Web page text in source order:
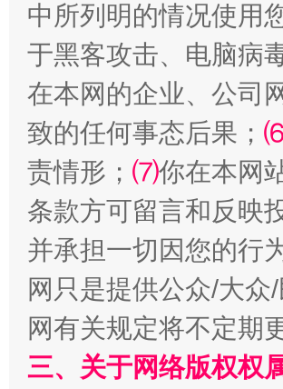
解纷+调解+退费，一次搞定
中所列明的情况使用
于黑客攻击、电脑病
在本网的企业、公司
致的任何事态后果；
责情形； ⑺你在本网
条款方可留言和反映
并承担一切因您的行
网只是提供公众/大
网有关规定将不定期
三、关于网络版权权